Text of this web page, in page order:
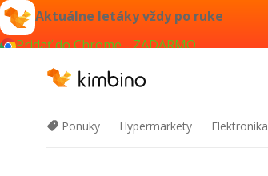
Aktuálne letáky vždy po ruke
Pridať do Chrome - ZADARMO
Ponuky Hypermarkety Elektronika